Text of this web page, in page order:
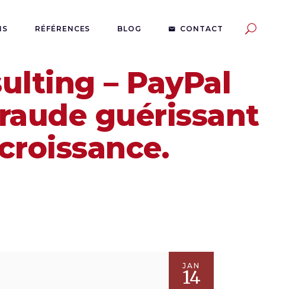
RÉFÉRENCES BLOG CONTACT
– PayPal
guérissant
JAN
14